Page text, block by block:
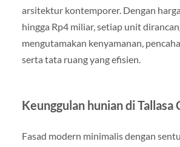
arsitektur kontemporer. Dengan
hingga Rp4 miliar, setiap unit
mengutamakan kenyamanan,
serta tata ruang yang efisien.
Keunggulan hunian di Tallasa
Fasad modern minimalis dengan